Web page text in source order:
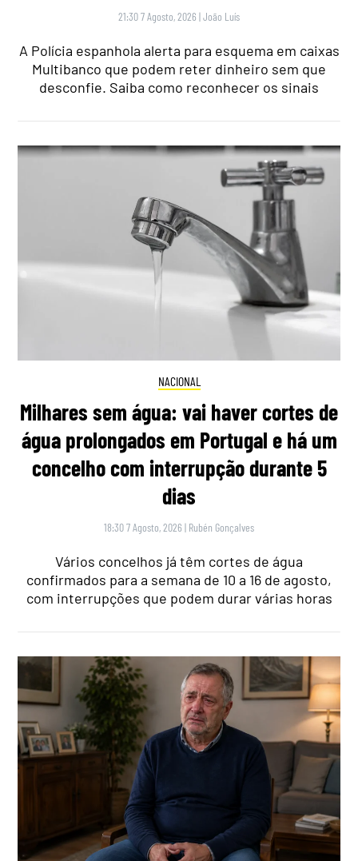
21:30 7 Agosto, 2026 |João Luís
A Polícia espanhola alerta para esquema em caixas
Multibanco que podem reter dinheiro sem que
desconfie. Saiba como reconhecer os sinais
NACIONAL
Milhares sem água: vai haver cortes de
água prolongados em Portugal e há um
concelho com interrupção durante 5
dias
18:30 7 Agosto, 2026 | Rubén Gonçalves
Vários concelhos já têm cortes de água
confirmados para a semana de 10 a 16 de agosto,
com interrupções que podem durar várias horas